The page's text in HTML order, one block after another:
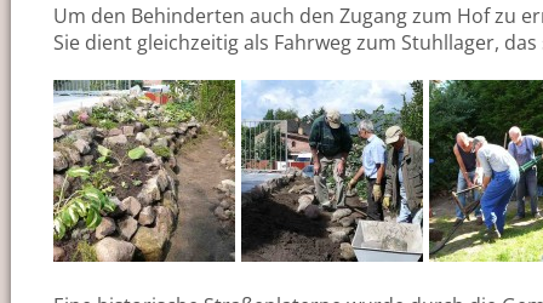
Um den Behinderten auch den Zugang zum Hof zu
Sie dient gleichzeitig als Fahrweg zum Stuhllager,